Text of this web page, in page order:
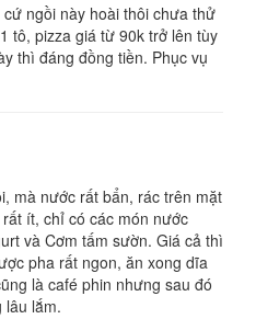
ngồi này hoài thôi chưa thử
tô, pizza giá từ 90k trở lên tùy
thì đáng đồng tiền. Phục vụ
mà nước rất bẩn, rác trên mặt
ít, chỉ có các món nước
và Cơm tấm sườn. Giá cả thì
pha rất ngon, ăn xong dĩa
là café phin nhưng sau đó
lâu lắm.